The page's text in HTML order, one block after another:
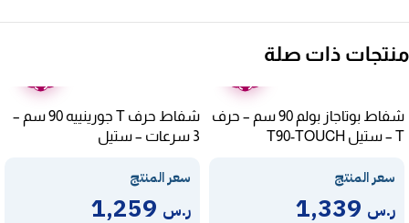
منتجات ذات صلة
شفاط بوتاجاز بولم 90 سم – حرف
T – ستيل T90-TOUCH
سعر المنتج
ر.س
شفاط حرف T جورينييه 90 سم –
3 سرعات – ستيل
سعر المنتج
ر.س